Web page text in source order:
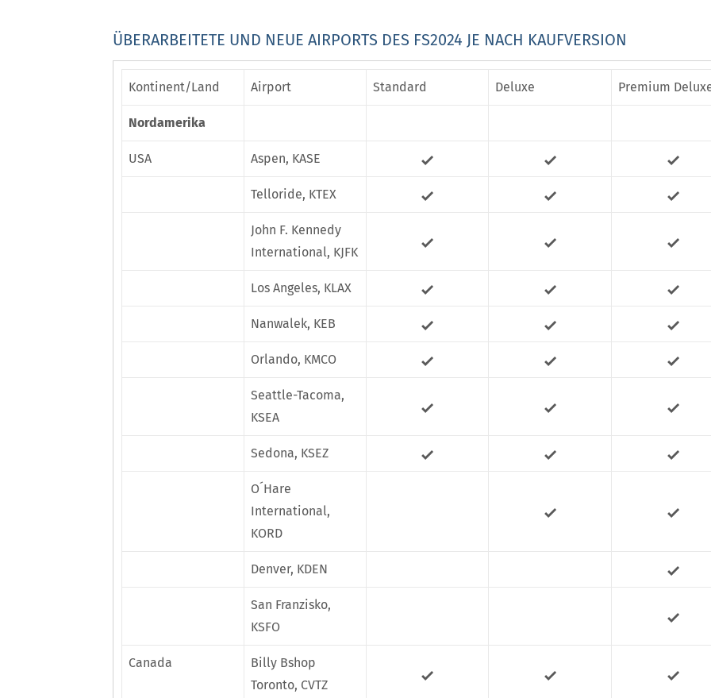
ÜBERARBEITETE UND NEUE AIRPORTS DES FS2024 JE NACH KAUFVERSION
Kontinent/Land Airport Standard Deluxe Premium
Nordamerika
USA Aspen, KASE
Telloride, KTEX
John F. Kennedy
International, KJFK
Los Angeles, KLAX
Nanwalek, KEB
Orlando, KMCO
Seattle-Tacoma,
KSEA
Sedona, KSEZ
O´Hare
International,
KORD
Denver, KDEN
San Franzisko,
KSFO
Canada
Billy Bshop
Toronto, CVTZ